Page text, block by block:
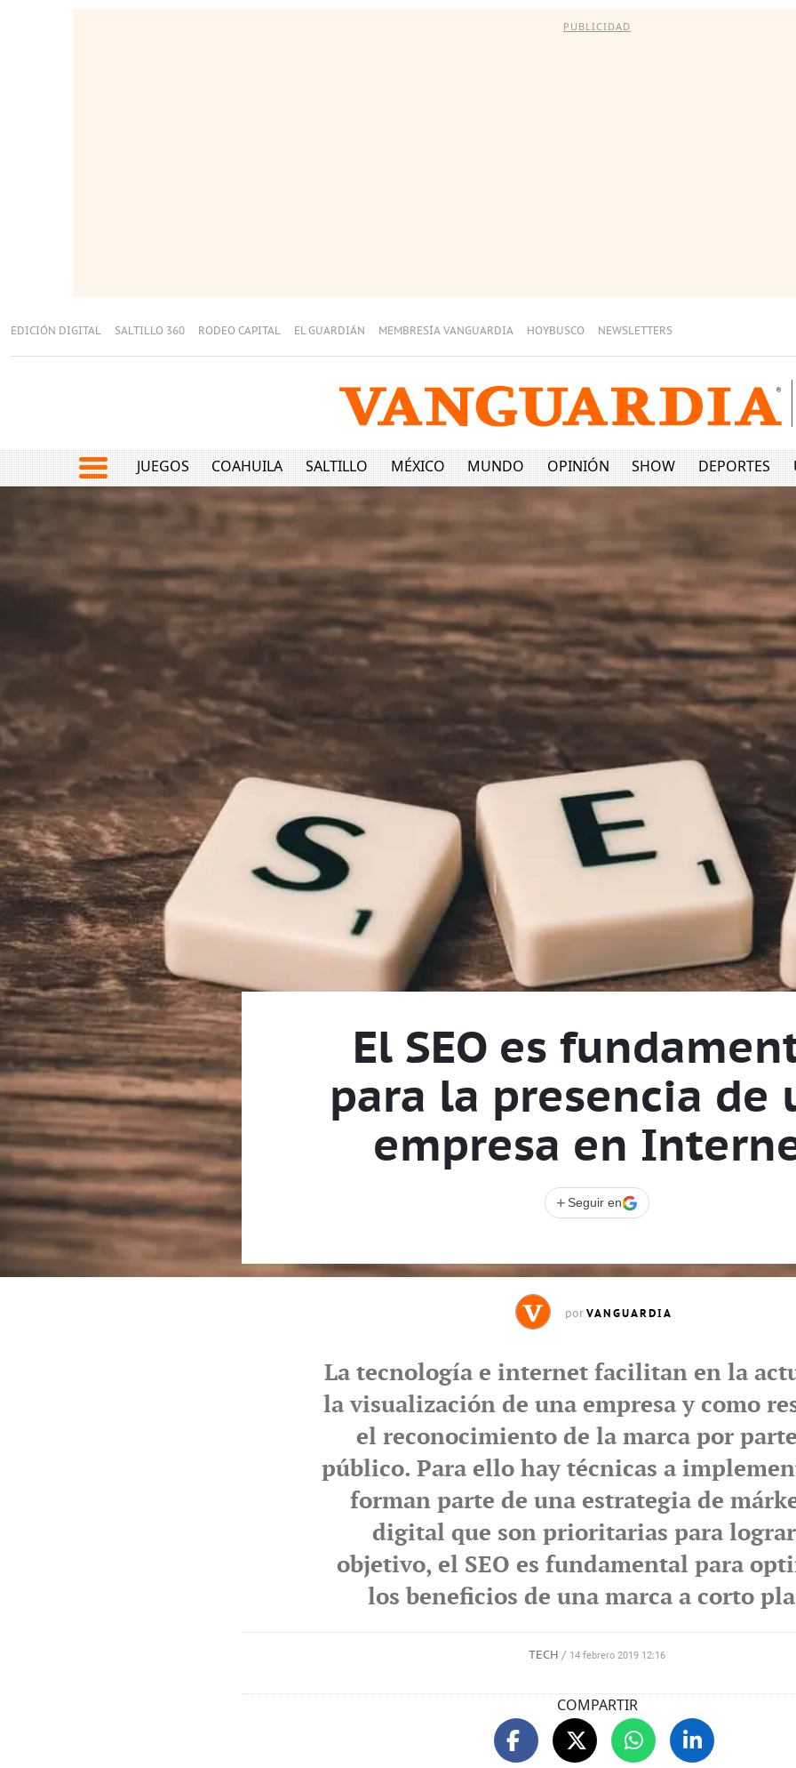
PUBLICIDAD
EDICIÓN DIGITAL SALTILLO 360 RODEO CAPITAL EL GUARDIÁN MEMBRESÍA VANGUARDIA HOYBUSCO NEWSLETTERS
JUEGOS COAHUILA SALTILLO MÉXICO MUNDO OPINIÓN SHOW DEPORTES
El SEO es
para la presencia de
empresa en
+ Seguir en
porVANGUARDIA
La tecnología e internet facilitan en la
la visualización de una empresa y como
el reconocimiento de la marca por
público. Para ello hay técnicas a
forman parte de una estrategia de
digital que son prioritarias para
objetivo, el SEO es fundamental para
los beneficios de una marca a corto
TECH / 14 febrero 2019 12:16
COMPARTIR